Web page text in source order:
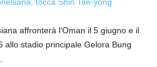
affronterà l’Oman il 5 giugno e il
allo stadio principale Gelora Bung